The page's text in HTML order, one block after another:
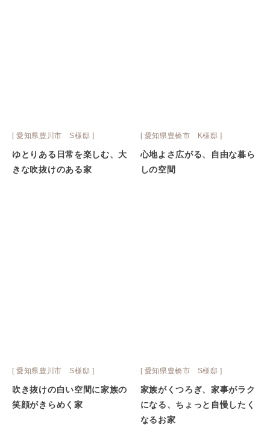
[ 愛知県豊川市 S様邸 ]
ゆとりある日常を楽しむ、大
きな吹抜けのある家
[ 愛知県豊橋市 K様邸 ]
心地よさ広がる、自由な暮ら
しの空間
[ 愛知県豊川市 S様邸 ]
吹き抜けの白い空間に家族の
笑顔がきらめく家
[ 愛知県豊橋市 S様邸 ]
家族がくつろぎ、家事がラク
になる、ちょっと自慢したく
なるお家